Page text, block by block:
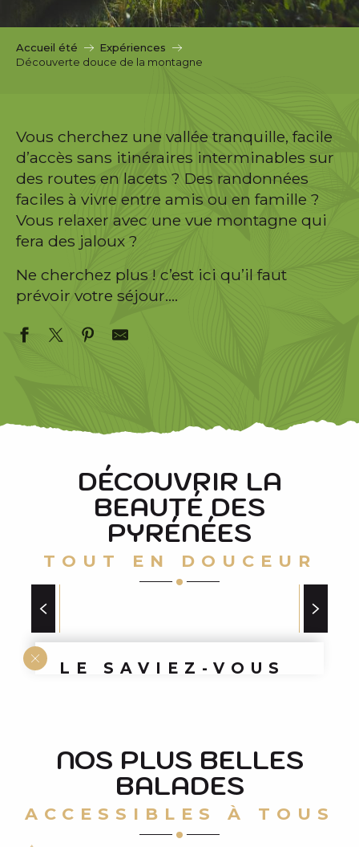
a
Accueil été
Expériences
Découverte douce de la montagne
Vous cherchez une vallée tranquille, facile
d’accès sans itinéraires interminables sur
des routes en lacets ? Des randonnées
faciles à vivre entre amis ou en famille ?
Vous relaxer avec une vue montagne qui
fera des jaloux ?
Ne cherchez plus ! c’est ici qu’il faut
prévoir votre séjour….
DÉCOUVRIR LA
BEAUTÉ DES
PYRÉNÉES
TOUT EN DOUCEUR
CHÈVRERIE DE GOUAUX
LE SAVIEZ-VOUS
NOS PLUS BELLES
BALADES
ACCESSIBLES À TOUS